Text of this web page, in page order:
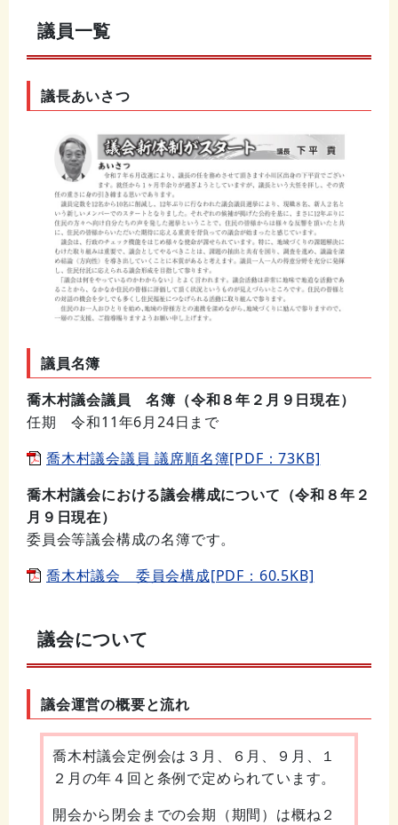
議員一覧
議長あいさつ
議員名簿
喬木村議会議員 名簿（令和８年２月９日現在）
任期 令和11年6月24日まで
喬木村議会議員 議席順名簿[PDF：73KB]
喬木村議会における議会構成について（令和８年２
月９日現在）
委員会等議会構成の名簿です。
喬木村議会 委員会構成[PDF：60.5KB]
議会について
議会運営の概要と流れ
喬木村議会定例会は３月、６月、９月、１
２月の年４回と条例で定められています。
開会から閉会までの会期（期間）は概ね２